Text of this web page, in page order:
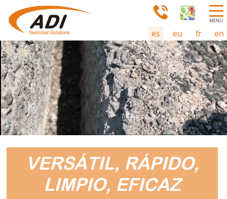
MENÚ
es eu fr en
VERSÁTIL, RÁPIDO,
LIMPIO, EFICAZ